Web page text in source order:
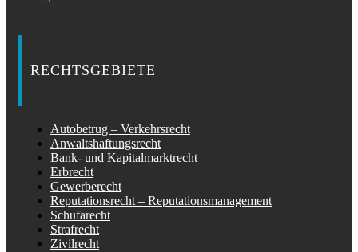
RECHTSGEBIETE
Autobetrug – Verkehrsrecht
Anwaltshaftungsrecht
Bank- und Kapitalmarktrecht
Erbrecht
Gewerberecht
Reputationsrecht – Reputationsmanagement
Schufarecht
Strafrecht
Zivilrecht